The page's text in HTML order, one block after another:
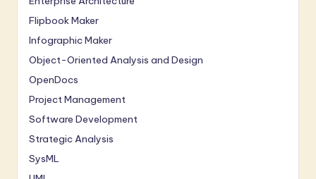
Flipbook Maker
Infographic Maker
Object-Oriented Analysis and Design
OpenDocs
Project Management
Software Development
Strategic Analysis
SysML